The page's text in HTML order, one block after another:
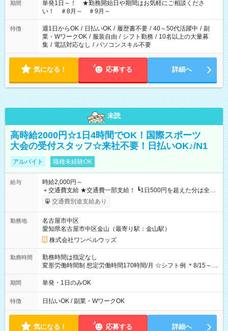
期間
単発1日～！ ★勤務開始日や期間はお気軽にご相談くださ
い！ ＃8月～ ＃9月～
特徴 週1日からOK / 日払いOK / 履歴書不要 / 40～50代活躍中 / 副
業・WワークOK / 服装自由 / シフト勤務 / 10名以上の大量募
集 / 電話対応なし / パソコンスキル不要
気になる！ 応募する 詳細へ
未読
高時給2000円☆1日4時間でOK！国際スポーツ
大会の受付スタッフ☆来社不要！日払いOK♪/N1
アルバイト 職種未経験OK
給与
時給2,000円～
＋交通費支給 ★交通費一部支給！ ┗1日500円を超えた分は全額
支給！ ※往復500円以内の方は自己負担となります ★日払い
OK！（規定あり） ┗働いたその日に現金GET♪ お仕事後はコン
期間なし
交通費別途支給あり
勤務地
名古屋市中区
愛知県名古屋市中区金山（最寄り駅：金山駅）
株式会社ワンベルウッズ
勤務時間
勤務時間は指定なし
変形労働時間制 想定労働時間170時間/月 ☆シフト例 ＊8/15～
10/26 全日共通 08：00～12：00 17：00～21：00 ＊8/31
～9/19のみ下記シフトもあります！ 12：00～16：00 ＊9/6～
00
期間 単発・1日のみOK
特徴 日払いOK / 副業・WワークOK
気になる！ 応募する 詳細へ